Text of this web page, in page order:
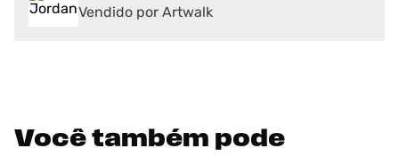
Vendido por Artwalk
Você também pode